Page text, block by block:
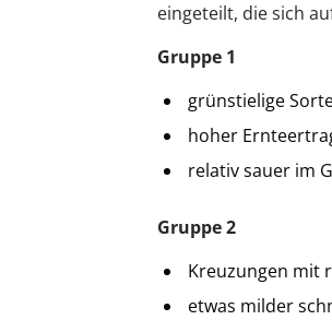
eingeteilt, die sich
Gruppe 1
grünstielige
hoher
relativ sauer im
Gruppe 2
Kreuzungen mit
etwas milder